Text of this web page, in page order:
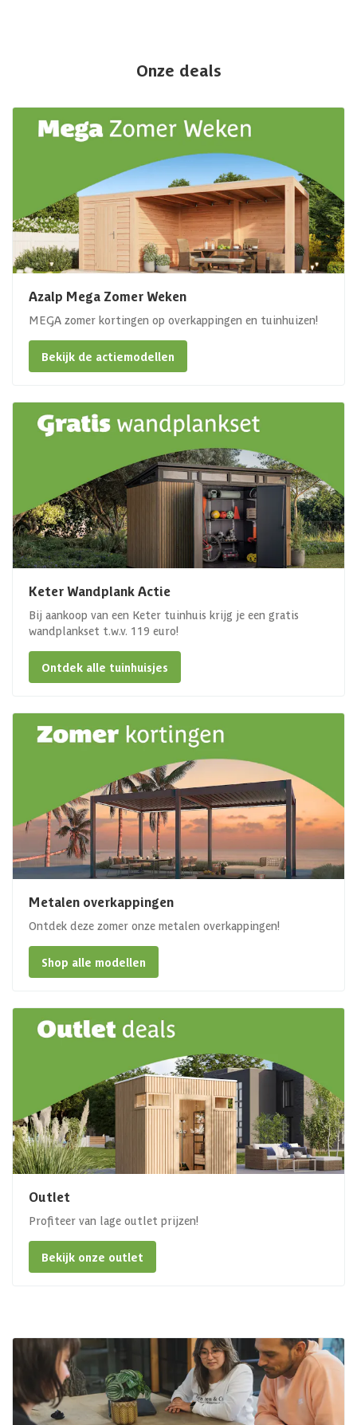
Onze deals
Azalp Mega Zomer Weken
MEGA zomer kortingen op overkappingen en tuinhuizen!
Bekijk de actiemodellen
Keter Wandplank Actie
Bij aankoop van een Keter tuinhuis krijg je een gratis
wandplankset t.w.v. 119 euro!
Ontdek alle tuinhuisjes
Metalen overkappingen
Ontdek deze zomer onze metalen overkappingen!
Shop alle modellen
Outlet
Profiteer van lage outlet prijzen!
Bekijk onze outlet